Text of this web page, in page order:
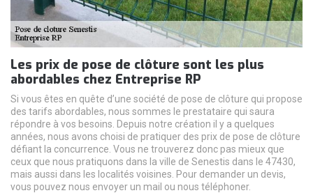
Les prix de pose de clôture sont les plus
abordables chez Entreprise RP
Si vous êtes en quête d’une société de pose de clôture qui propose
des tarifs abordables, nous sommes le prestataire qui saura
répondre à vos besoins. Depuis notre création il y a quelques
années, nous avons choisi de pratiquer des prix de pose de clôture
défiant la concurrence. Vous ne trouverez donc pas mieux que
ceux que nous pratiquons dans la ville de Senestis dans le 47430,
mais aussi dans les localités voisines. Pour demander un devis,
vous pouvez nous envoyer un mail ou nous téléphoner.